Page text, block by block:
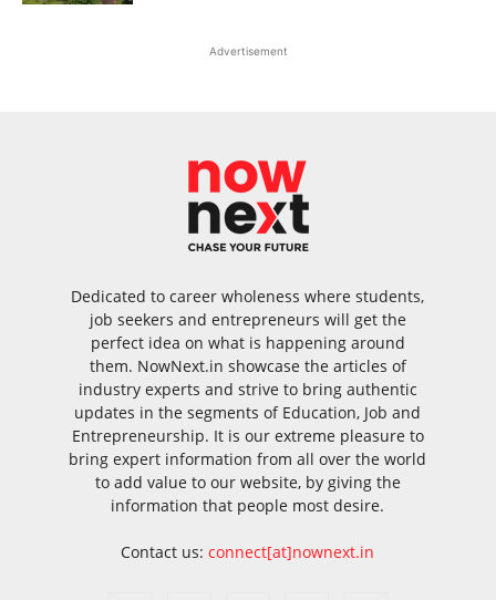
Advertisement
Dedicated to career wholeness where students,
job seekers and entrepreneurs will get the
perfect idea on what is happening around
them. NowNext.in showcase the articles of
industry experts and strive to bring authentic
updates in the segments of Education, Job and
Entrepreneurship. It is our extreme pleasure to
bring expert information from all over the world
to add value to our website, by giving the
information that people most desire.
Contact us:connect[at]nownext.in